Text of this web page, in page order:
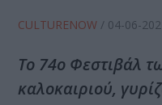
CULTURENOW / 04-06-
To 74ο Φεστιβάλ
καλοκαιριού,